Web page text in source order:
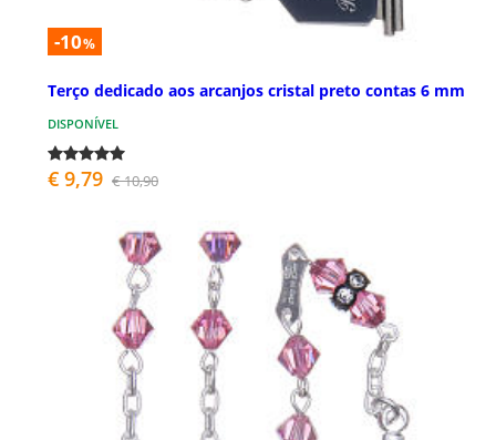
-10%
Terço dedicado aos arcanjos cristal preto contas 6 mm
DISPONÍVEL
€ 9,79 € 10,90